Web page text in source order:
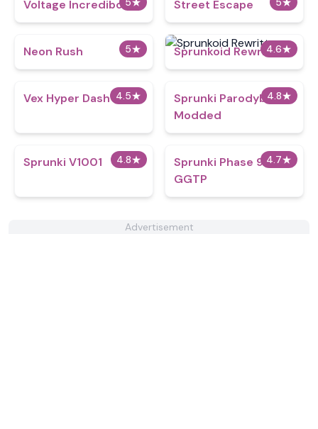
Voltage Incredibox Street Escape
5★
Neon Rush 4.6★
Sprunkoid Rewritten
4.5★
Vex Hyper Dash 4.8★
Sprunki Parodybox
Modded
4.8★
Sprunki V1001 4.7★
Sprunki Phase 9
GGTP
Advertisement